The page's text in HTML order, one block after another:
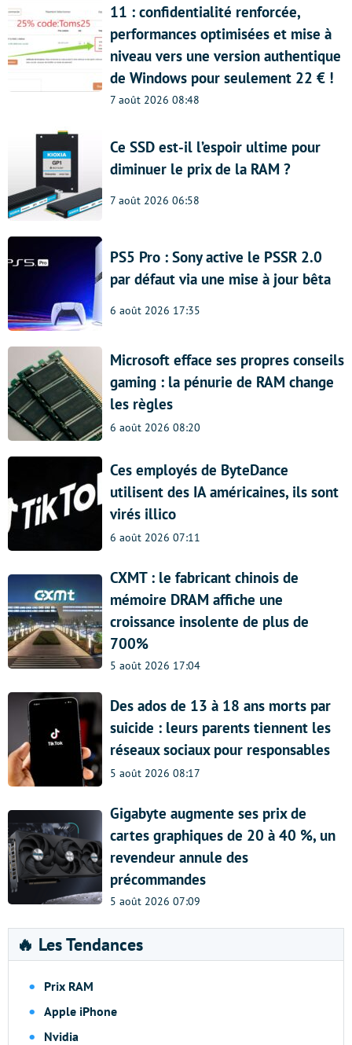
11 : confidentialité renforcée,
performances optimisées et mise à
niveau vers une version authentique
de Windows pour seulement 22 € !
7 août 2026 08:48
Ce SSD est-il l’espoir ultime pour
diminuer le prix de la RAM ?
7 août 2026 06:58
PS5 Pro : Sony active le PSSR 2.0
par défaut via une mise à jour bêta
6 août 2026 17:35
Microsoft efface ses propres conseils
gaming : la pénurie de RAM change
les règles
6 août 2026 08:20
Ces employés de ByteDance
utilisent des IA américaines, ils sont
virés illico
6 août 2026 07:11
CXMT : le fabricant chinois de
mémoire DRAM affiche une
croissance insolente de plus de
700%
5 août 2026 17:04
Des ados de 13 à 18 ans morts par
suicide : leurs parents tiennent les
réseaux sociaux pour responsables
5 août 2026 08:17
Gigabyte augmente ses prix de
cartes graphiques de 20 à 40 %, un
revendeur annule des
précommandes
5 août 2026 07:09
🔥 Les Tendances
Prix RAM
Apple iPhone
Nvidia